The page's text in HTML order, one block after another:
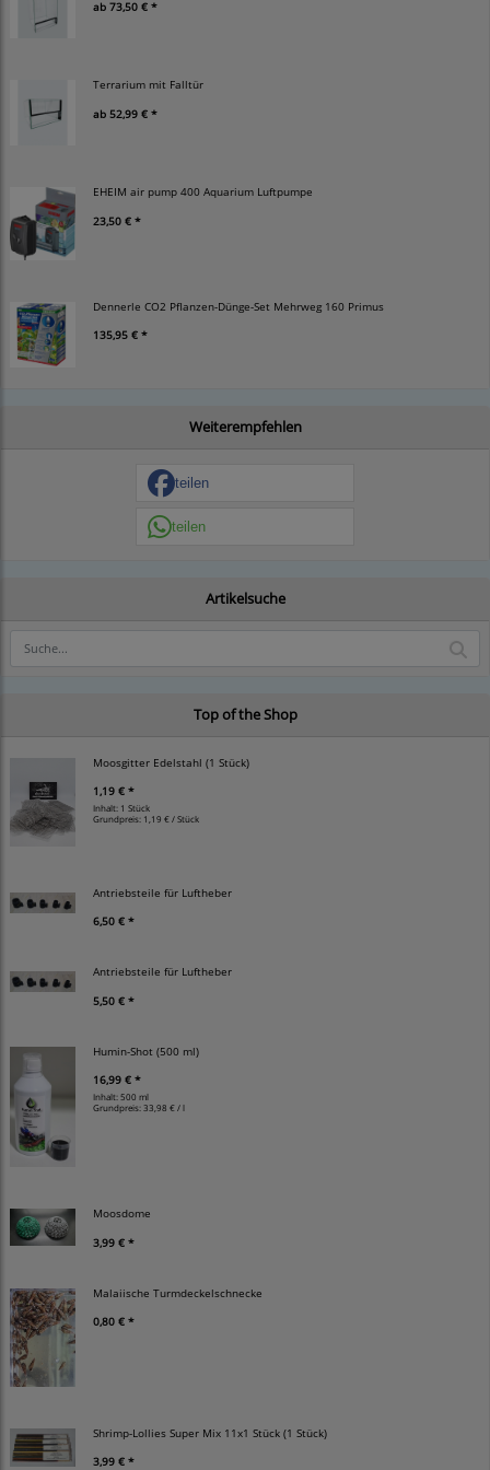
ab 73,50 € *
Terrarium mit Falltür
ab 52,99 € *
EHEIM air pump 400 Aquarium Luftpumpe
23,50 € *
Dennerle CO2 Pflanzen-Dünge-Set Mehrweg 160 Primus
135,95 € *
Weiterempfehlen
teilen
teilen
Artikelsuche
Top of the Shop
Moosgitter Edelstahl (1 Stück)
1,19 € *
Inhalt: 1 Stück
Grundpreis: 1,19 € / Stück
Antriebsteile für Luftheber
6,50 € *
Antriebsteile für Luftheber
5,50 € *
Humin-Shot (500 ml)
16,99 € *
Inhalt: 500 ml
Grundpreis:33,98 € / l
Moosdome
3,99 € *
Malaiische Turmdeckelschnecke
0,80 € *
Shrimp-Lollies Super Mix 11x1 Stück (1 Stück)
3,99 € *